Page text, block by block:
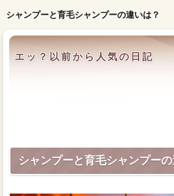
シャンプーと育毛シャンプーの違いは？
エッ？以前から人気の日記
シャンプーと育毛シャンプーの